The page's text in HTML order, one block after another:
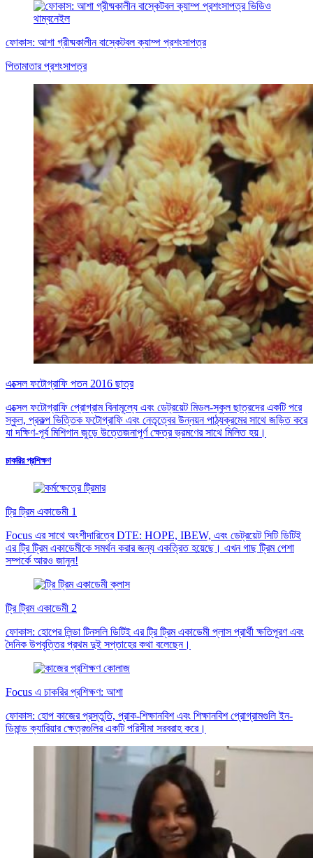
ফোকাস: আশা গ্রীষ্মকালীন বাস্কেটবল ক্যাম্প প্রশংসাপত্র
পিতামাতার প্রশংসাপত্র
এক্সেল ফটোগ্রাফি পতন 2016 ছাত্র
এক্সেল ফটোগ্রাফি প্রোগ্রাম বিনামূল্যে এবং ডেট্রয়েট মিডল-স্কুল ছাত্রদের একটি পরে
স্কুল, প্রকল্প ভিত্তিক ফটোগ্রাফি এবং নেতৃত্বের উন্নয়ন পাঠ্যক্রমের সাথে জড়িত করে
যা দক্ষিণ-পূর্ব মিশিগান জুড়ে উত্তেজনাপূর্ণ ক্ষেত্র ভ্রমণের সাথে মিলিত হয়।
চাকরির প্রশিক্ষণ
ট্রি ট্রিম একাডেমী 1
Focus এর সাথে অংশীদারিত্বে DTE: HOPE, IBEW, এবং ডেট্রয়েট সিটি ডিটিই
এর ট্রি ট্রিম একাডেমীকে সমর্থন করার জন্য একত্রিত হয়েছে। এখন গাছ ট্রিম পেশা
সম্পর্কে আরও জানুন!
ট্রি ট্রিম একাডেমী 2
ফোকাস: হোপের লিন্ডা টিনসলি ডিটিই এর ট্রি ট্রিম একাডেমী প্লাস প্রার্থী ক্ষতিপূরণ এবং
দৈনিক উপবৃত্তির প্রথম দুই সপ্তাহের কথা বলেছেন।
Focus এ চাকরির প্রশিক্ষণ: আশা
ফোকাস: হোপ কাজের প্রস্তুতি, প্রাক-শিক্ষানবিশ এবং শিক্ষানবিশ প্রোগ্রামগুলি ইন-
ডিমান্ড ক্যারিয়ার ক্ষেত্রগুলির একটি পরিসীমা সরবরাহ করে।